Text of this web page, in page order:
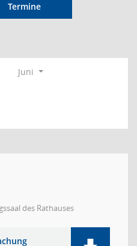
Termine
Juni
des Rathauses